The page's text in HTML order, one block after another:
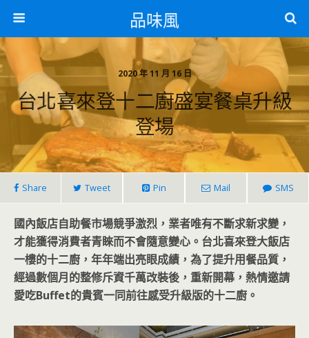
品味風
2020 年 11 月 16 日
台北喜來登十二廚盛宴餐桌升級
登場
Share Tweet Pin Mail SMS
國內飯店自助餐市場競爭激烈，業者唯有不斷求新求變，
才能獲得消費者青睞而不會隨意變心。台北喜來登大飯店
一樓的十二廚，年年端出亮眼成績，為了提升用餐品質，
經過數個月的整修斥資千萬改裝後，重新開幕，熱情邀請
愛吃Buffet的貴賓一同前往感受升級版的十二廚。